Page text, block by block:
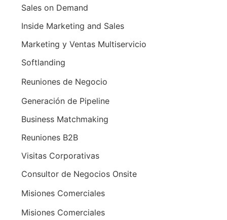
Sales on Demand
Inside Marketing and Sales
Marketing y Ventas Multiservicio
Softlanding
Reuniones de Negocio
Generación de Pipeline
Business Matchmaking
Reuniones B2B
Visitas Corporativas
Consultor de Negocios Onsite
Misiones Comerciales
Misiones Comerciales